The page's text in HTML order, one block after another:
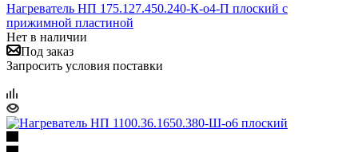
Нагреватель НП 175.127.450.240-К-о4-П плоский с
прижимной пластиной
Нет в наличии
Под заказ
Запросить условия поставки